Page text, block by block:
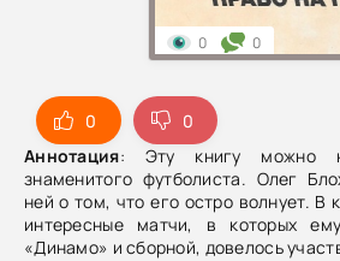
0
0
Аннотация: Эту книгу можно
знаменитого футболиста. Олег
ней о том, что его остро волнует. В
интересные матчи, в которых
«Динамо» и сборной, довелось
0 0